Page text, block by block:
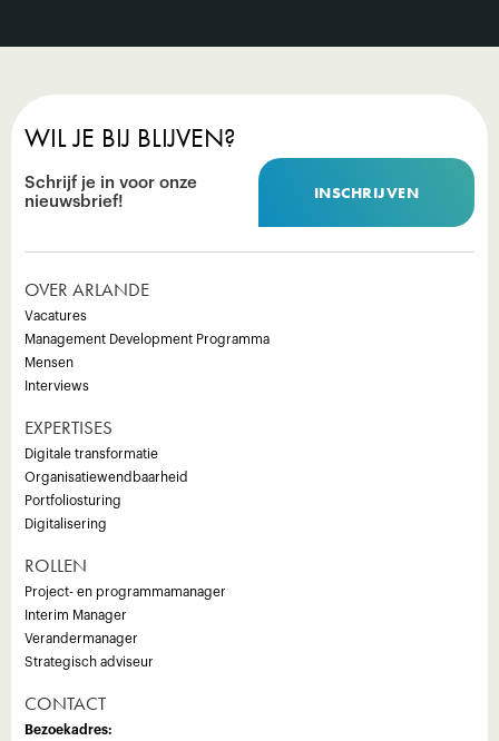
WIL JE BIJ BLIJVEN?
Schrijf je in voor onze
nieuwsbrief!
INSCHRIJVEN
OVER ARLANDE
Vacatures
Management Development Programma
Mensen
Interviews
EXPERTISES
Digitale transformatie
Organisatiewendbaarheid
Portfoliosturing
Digitalisering
ROLLEN
Project- en programmamanager
Interim Manager
Verandermanager
Strategisch adviseur
CONTACT
Bezoekadres: